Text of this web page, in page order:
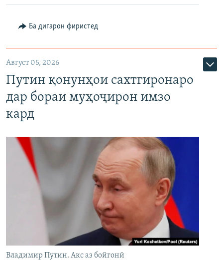
Ба дигарон фиристед
Август 05, 2026
Путин қонунҳои сахтгиронаро
дар бораи муҳоҷирон имзо
кард
Владимир Путин. Акс аз бойгонӣ